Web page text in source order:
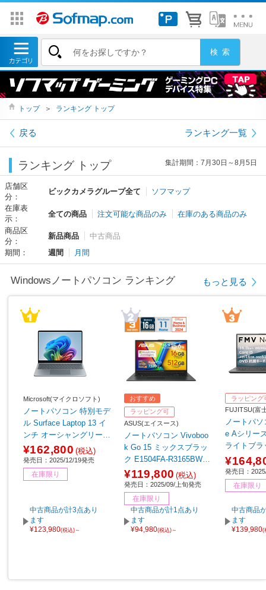
トップ ＞ ランキング トップ
戻る ランキング一覧
ランキング トップ 集計期間：7月30日～8月5日
店舗区
分：
ビックカメラグループ全て
ソフマップ
在庫表
示：
全ての商品 注文可能な商品のみ
在庫のある商品のみ
商品区
分：
新品商品
中古商品
期間：
週間 月間
Windowsノートパソコン ランキング もっと見る
Microsoft(マイクロソフト)
ノートパソコン 特別モデ
ル Surface Laptop 13 イ
ンチ オーシャングリーン
EP2-30766 【sof001】
¥162,800 (税込)
発売日：2025/12/19発売
在庫限り
中古商品が計3点あり
ます
¥123,980(税込)～
おすすめ
ラッピング可
ASUS(エイスース)
ノートパソコン Vivoboo
k Go 15 ミックスブラッ
ク E1504FA-R3165BWS
［15.6型 /Windows11 Ho
me /AMD Ryzen 3 /メモ
リ：16GB /SSD：512GB
/Office Home and Busine
ss /日本語版キーボード /
2025年9月モデル］
¥119,800 (税込)
発売日：2025/09/上旬発売
在庫限り
中古商品が計1点あり
ます
¥94,980(税込)～
ラッピング
FUJITSU(富
ノートパ
e Aシリー
ライトブ
K3BB
発売日：
在庫限り
中古商品
ます
¥139,980(